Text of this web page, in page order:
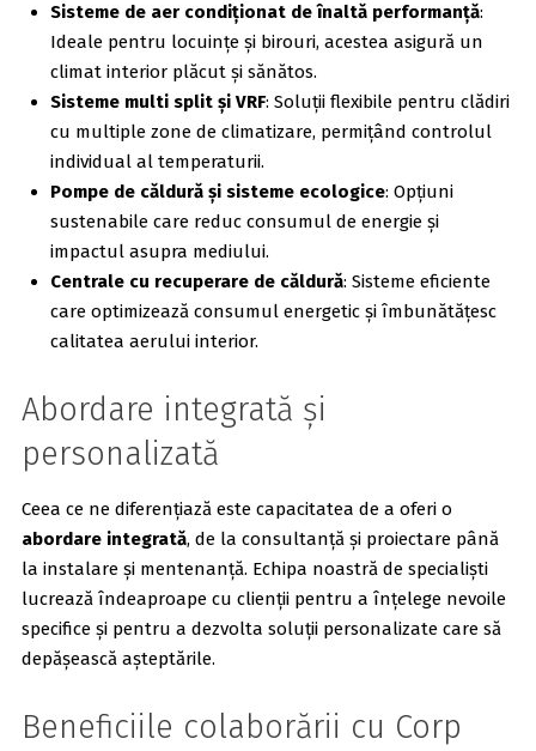
Sisteme de aer condiționat de înaltă performanță:
Ideale pentru locuințe și birouri, acestea asigură un
climat interior plăcut și sănătos.
Sisteme multi split și VRF: Soluții flexibile pentru clădiri
cu multiple zone de climatizare, permițând controlul
individual al temperaturii.
Pompe de căldură și sisteme ecologice: Opțiuni
sustenabile care reduc consumul de energie și
impactul asupra mediului.
Centrale cu recuperare de căldură: Sisteme eficiente
care optimizează consumul energetic și îmbunătățesc
calitatea aerului interior.
Abordare integrată și
personalizată
Ceea ce ne diferențiază este capacitatea de a oferi o
abordare integrată, de la consultanță și proiectare până
la instalare și mentenanță. Echipa noastră de specialiști
lucrează îndeaproape cu clienții pentru a înțelege nevoile
specifice și pentru a dezvolta soluții personalizate care să
depășească așteptările.
Beneficiile colaborării cu Corp